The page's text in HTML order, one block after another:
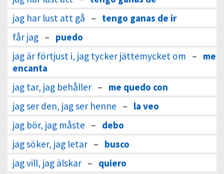
jag har lust att gå – tengo ganas de ir
får jag – puedo
jag är förtjust i, jag tycker jättemycket om – me
encanta
jag tar, jag behåller – me quedo con
jag ser den, jag ser henne – la veo
jag bör, jag måste – debo
jag söker, jag letar – busco
jag vill, jag älskar – quiero